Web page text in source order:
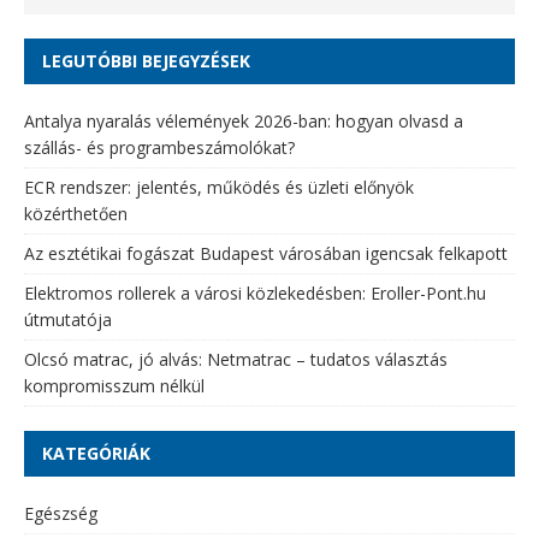
LEGUTÓBBI BEJEGYZÉSEK
Antalya nyaralás vélemények 2026-ban: hogyan olvasd a
szállás- és programbeszámolókat?
ECR rendszer: jelentés, működés és üzleti előnyök
közérthetően
Az esztétikai fogászat Budapest városában igencsak felkapott
Elektromos rollerek a városi közlekedésben: Eroller-Pont.hu
útmutatója
Olcsó matrac, jó alvás: Netmatrac – tudatos választás
kompromisszum nélkül
KATEGÓRIÁK
Egészség